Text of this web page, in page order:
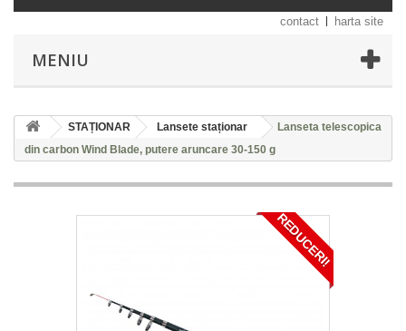
contact harta site
MENIU
STAȚIONAR Lansete staționar
Lanseta telescopica
din carbon Wind Blade, putere aruncare 30-150 g
REDUCERI!